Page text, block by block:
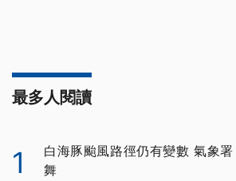
最多人閱讀
1
白海豚颱風路徑仍有變數 氣象
舞